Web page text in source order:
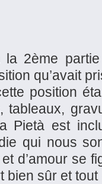
2ème
qu’avait
position
tableaux,
Pietà est
qui nous
d’amour se
bien sûr et